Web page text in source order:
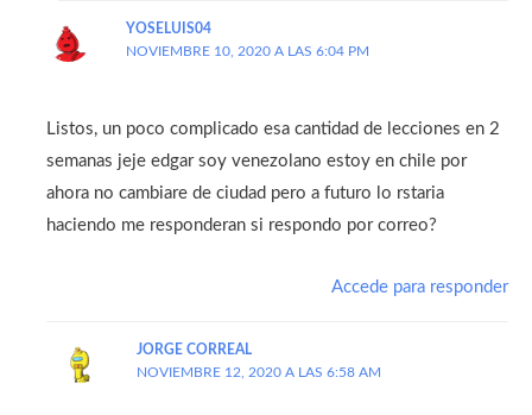
YOSELUIS04
NOVIEMBRE 10, 2020 A LAS 6:04 PM
Listos, un poco complicado esa cantidad de lecciones en 2
semanas jeje edgar soy venezolano estoy en chile por
ahora no cambiare de ciudad pero a futuro lo rstaria
haciendo me responderan si respondo por correo?
Accede para responder
JORGE CORREAL
NOVIEMBRE 12, 2020 A LAS 6:58 AM